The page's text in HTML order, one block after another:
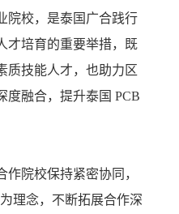
院校，是泰国广合践行
才培育的重要举措，既
质技能人才，也助力区
度融合，提升泰国 PCB
院校保持紧密协同，
理念，不断拓展合作深